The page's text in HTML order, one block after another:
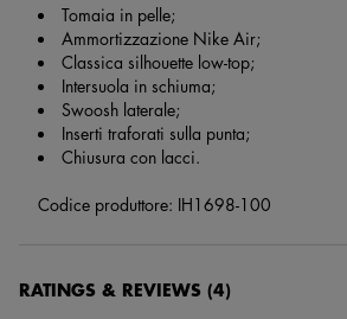
Tomaia in pelle;
Ammortizzazione Nike Air;
Classica silhouette low-top;
Intersuola in schiuma;
Swoosh laterale;
Inserti traforati sulla punta;
Chiusura con lacci.
Codice produttore: IH1698-100
RATINGS & REVIEWS (4)